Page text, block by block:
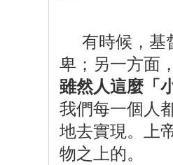
有時候，基
卑；另一方面
雖然人這麼「
我們每一個人
地去實現。上
物之上的。